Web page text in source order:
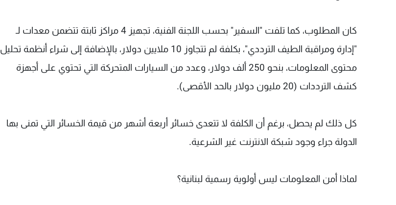
كان المطلوب، كما تلفت "السفير" بحسب اللجنة الفنية، تجهيز 4 مراكز ثابتة تتضمن معدات لـ
"إدارة ومراقبة الطيف الترددي"، بكلفة لم تتجاوز 10 ملايين دولار، بالإضافة إلى شراء أنظمة تحليل
محتوى المعلومات، بنحو 250 ألف دولار، وعدد من السيارات المتحركة التي تحتوي على أجهزة
كشف الترددات (20 مليون دولار بالحد الأقصى).
كل ذلك لم يحصل، برغم أن الكلفة لا تتعدى خسائر أربعة أشهر من قيمة الخسائر التي تمنى بها
الدولة جراء وجود شبكة الانترنت غير الشرعية.
لماذا أمن المعلومات ليس أولوية رسمية لبنانية؟